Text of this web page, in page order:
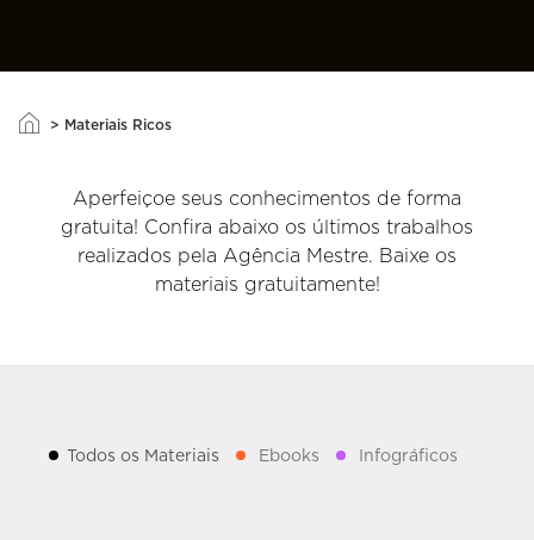
> Materiais Ricos
Aperfeiçoe seus conhecimentos de forma
gratuita! Confira abaixo os últimos trabalhos
realizados pela Agência Mestre. Baixe os
materiais gratuitamente!
Todos os Materiais Ebooks Infográficos